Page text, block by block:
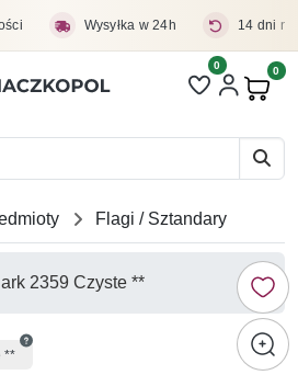
Wysyłka w 24h 14 dni
Liczba pozycji
0 0
Flagi / Sztandary
**